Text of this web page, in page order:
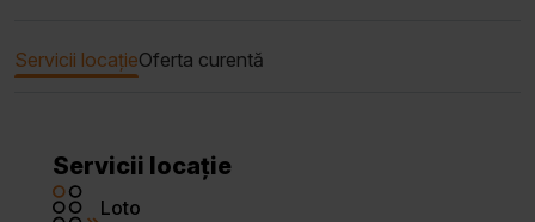
Servicii locațieOferta curentă
Servicii locație
Loto